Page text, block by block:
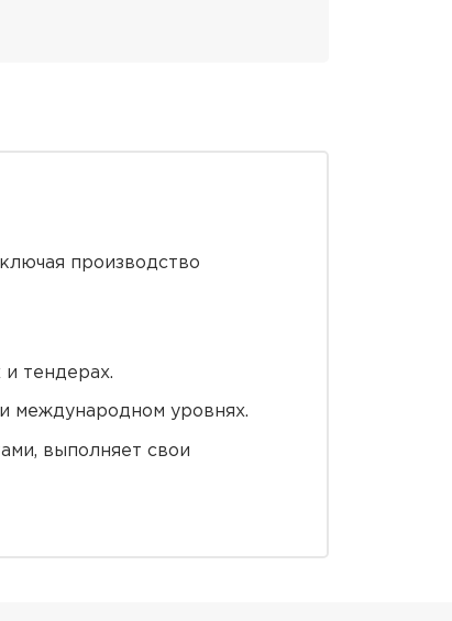
производство
тендерах.
международном уровнях.
выполняет свои